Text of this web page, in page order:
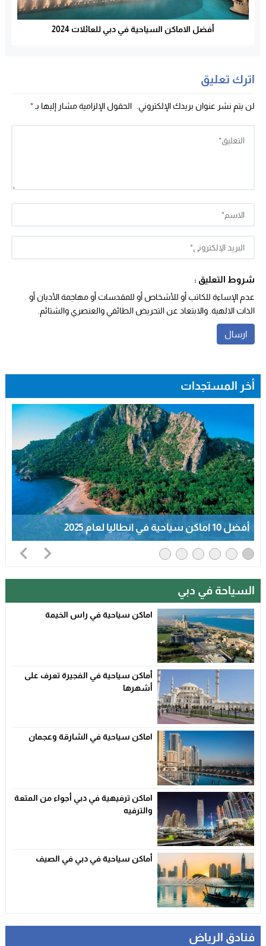
أفضل الاماكن السياحية في دبي للعائلات 2024
اترك تعليق
لن يتم نشر عنوان بريدك الإلكتروني. الحقول الإلزامية مشار إليها بـ*
شروط التعليق :
عدم الإساءة للكاتب أو للأشخاص أو للمقدسات أو مهاجمة الأديان أو
الذات الالهية. والابتعاد عن التحريض الطائفي والعنصري والشتائم.
أخر المستجدات
أفضل 10معالم تاريخية في جده 2025
السياحة في دبي
اماكن سياحية في راس الخيمة
أماكن سياحية في الفجيرة تعرف على
أشهرها
اماكن سياحية في الشارقة وعجمان
اماكن ترفيهية في دبي أجواء من المتعة
والترفيه
أماكن سياحية في دبي في الصيف
فنادق الرياض